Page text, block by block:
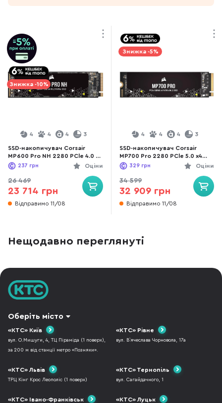
Знижка -10%
4 4 4 3
SSD-накопичувач Corsair
MP600 Pro NH 2280 PCle 4.0 x4
2TB (CSSD-
F2000GBMP600PNH)
Оціни
237 грн
26 469
23 714 грн
Відправимо 11/08
Знижка -5%
4 4 4 3
SSD-накопичувач Corsair
MP700 Pro 2280 PCle 5.0 x4
4TB (CSSD-
F4000GBMP700PNH)
Оціни
329 грн
34 599
32 909 грн
Відправимо 11/08
Нещодавно переглянуті
Оберіть місто
«КТС» Київ
вул. О.Мишуги, 4, ТЦ Піраміда (1 поверх),
за 200 м від станції метро «Позняки».
«КТС» Рівне
вул. В`ячеслава Чорновола, 17а
«КТС» Львів
ТРЦ Кінг Крос Леополіс (1 поверх)
«КТС» Тернопіль
вул. Сагайдачного, 1
«КТС» Івано-Франківськ «КТС» Луцьк